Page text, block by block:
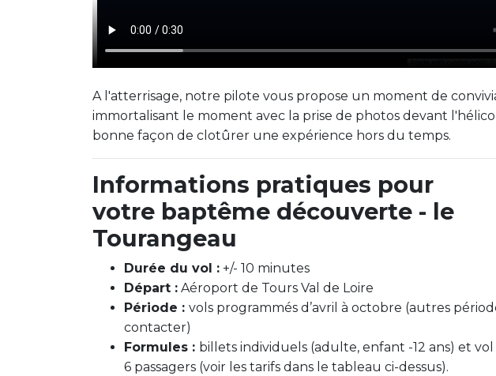
A l'atterrisage, notre pilote vous propose un moment de
immortalisant le moment avec la prise de photos devant
bonne façon de clotûrer une expérience hors du temps.
Informations pratiques pour
votre baptême découverte - le
Tourangeau
Durée du vol : +/- 10 minutes
Départ : Aéroport de Tours Val de Loire
Période : vols programmés d’avril à octobre (autres
contacter)
Formules : billets individuels (adulte, enfant -12 ans) et vol
6 passagers (voir les tarifs dans le tableau ci-dessus).